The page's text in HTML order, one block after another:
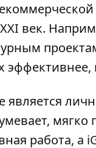
век.
является
работа, а